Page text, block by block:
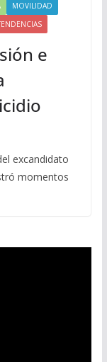
MOVILIDAD
e
excandidato
momentos